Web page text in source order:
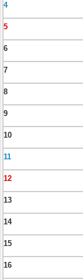
4
5
6
7
8
9
10
11
12
13
14
15
16